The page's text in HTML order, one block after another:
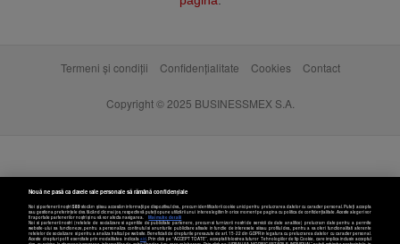
Nouă ne pasă ca datele tale personale să rămână confidențiale
Noi și partenerii noștri589stocăm și/sau accesăm informații pe dispozitivul dvs., precum identificatorii cookie unici pentru prelucrarea datelor cu caracter personal. Puteți accepta
sau gestiona preferințele dvs. făcând clic mai jos, respectiv vă puteți opune utilizării unui interes legitim în orice moment pe pagina cu politica de confidențialitate. Aceste alegeri vor
fi raportate partenerilor noștri și nu vă vor afecta navigarea.
Mai multe detalii
Noi si partenerii nostri (retelele de socializare si agentiile de publicitate partenere, precum si furnizorii nostri de servicii de date analitice) prelucram date pentru a permite
website-ului sa functioneze, pentru a personaliza continutul si anunturile publicitare afisate in functie de interesele si/sau profilul dvs., pentru a va oferi functionalitati aferente
retelelor de socializare si pentru a analiza traficul pe website. Beneficiati de drepturile prevazute de art. 15-22 din GDPR in legatura cu prelucrarea datelor cu caracter personal.
Aceste drepturi pot fi exercitate prin modalitatea indicataaici. Prin click pe “ACCEPT TOATE”, acceptati folosirea tuturor Tehnologiilor de tip Cookie, care implica inclusiv acceptul